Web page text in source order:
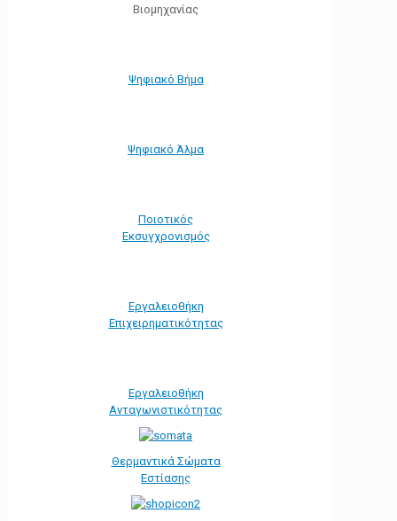
Βιομηχανίας
Ψηφιακό Βήμα
Ψηφιακό Άλμα
Ποιοτικός
Εκσυγχρονισμός
Εργαλειοθήκη
Eπιχειρηματικότητας
Εργαλειοθήκη
Ανταγωνιστικότητας
Θερμαντικά Σώματα
Εστίασης